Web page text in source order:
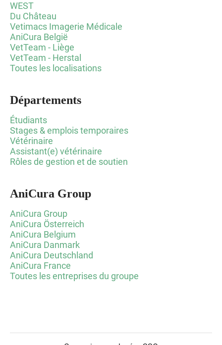
WEST
Du Château
Vetimacs Imagerie Médicale
AniCura België
VetTeam - Liège
VetTeam - Herstal
Toutes les localisations
Départements
Étudiants
Stages & emplois temporaires
Vétérinaire
Assistant(e) vétérinaire
Rôles de gestion et de soutien
AniCura Group
AniCura Group
AniCura Österreich
AniCura Belgium
AniCura Danmark
AniCura Deutschland
AniCura France
Toutes les entreprises du groupe